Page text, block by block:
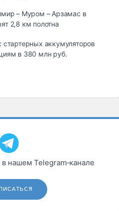
– Муром – Арзамас в
2,8 км полотна
стартерных аккумуляторов
в 380 млн руб.
нашем Telegram‑канале